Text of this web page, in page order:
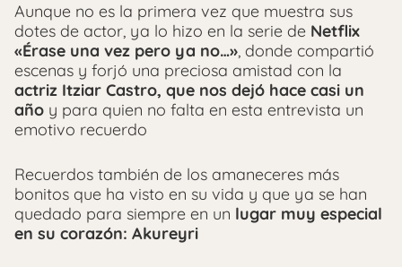
Aunque no es la primera vez que muestra sus
dotes de actor, ya lo hizo en la serie de Netflix
«Érase una vez pero ya no…», donde compartió
escenas y forjó una preciosa amistad con la
actriz Itziar Castro, que nos dejó hace casi un
año y para quien no falta en esta entrevista un
emotivo recuerdo
Recuerdos también de los amaneceres más
bonitos que ha visto en su vida y que ya se han
quedado para siempre en un lugar muy especial
en su corazón: Akureyri